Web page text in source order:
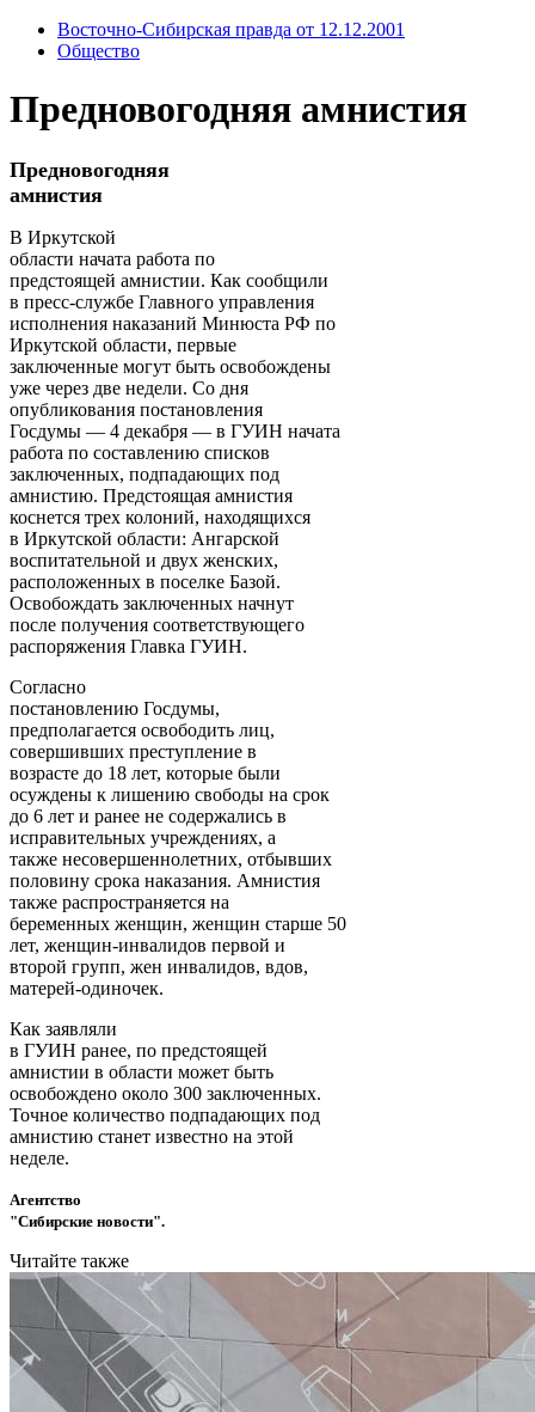
Восточно-Сибирская правда от 12.12.2001
Общество
Предновогодняя амнистия
Предновогодняя
амнистия
B Иркутской
области начата работа по
предстоящей амнистии. Как сообщили
в пресс-службе Главного управления
исполнения наказаний Минюста РФ по
Иркутской области, первые
заключенные могут быть освобождены
уже через две недели. Со дня
опубликования постановления
Госдумы — 4 декабря — в ГУИН начата
работа по составлению списков
заключенных, подпадающих под
амнистию. Предстоящая амнистия
коснется трех колоний, находящихся
в Иркутской области: Ангарской
воспитательной и двух женских,
расположенных в поселке Базой.
Освобождать заключенных начнут
после получения соответствующего
распоряжения Главка ГУИН.
Согласно
постановлению Госдумы,
предполагается освободить лиц,
совершивших преступление в
возрасте до 18 лет, которые были
осуждены к лишению свободы на срок
до 6 лет и ранее не содержались в
исправительных учреждениях, а
также несовершеннолетних, отбывших
половину срока наказания. Амнистия
также распространяется на
беременных женщин, женщин старше 50
лет, женщин-инвалидов первой и
второй групп, жен инвалидов, вдов,
матерей-одиночек.
Как заявляли
в ГУИН ранее, по предстоящей
амнистии в области может быть
освобождено около 300 заключенных.
Точное количество подпадающих под
амнистию станет известно на этой
неделе.
Агентство
"Сибирские новости".
Читайте также